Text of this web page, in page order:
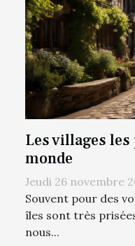
Les villages
monde
Jeudi 26 novembre
Souvent pour des
îles sont très
nous...